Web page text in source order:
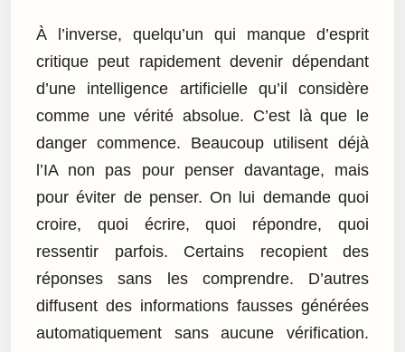
À l’inverse, quelqu’un qui manque d’esprit
critique peut rapidement devenir dépendant
d’une intelligence artificielle qu’il considère
comme une vérité absolue. C’est là que le
danger commence. Beaucoup utilisent déjà
l’IA non pas pour penser davantage, mais
pour éviter de penser. On lui demande quoi
croire, quoi écrire, quoi répondre, quoi
ressentir parfois. Certains recopient des
réponses sans les comprendre. D’autres
diffusent des informations fausses générées
automatiquement sans aucune vérification.